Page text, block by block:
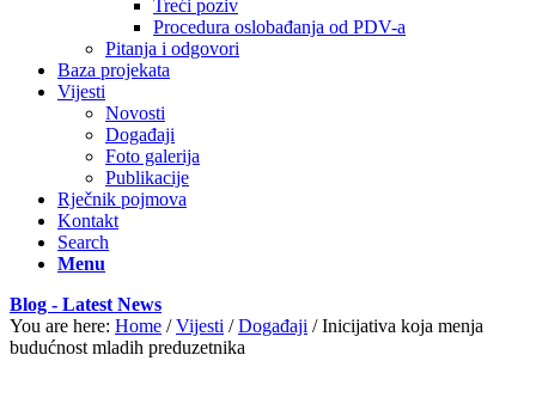
Treći poziv
Procedura oslobađanja od PDV-a
Pitanja i odgovori
Baza projekata
Vijesti
Novosti
Događaji
Foto galerija
Publikacije
Rječnik pojmova
Kontakt
Search
Menu
Blog - Latest News
You are here: Home / Vijesti / Događaji / Inicijativa koja menja
budućnost mladih preduzetnika